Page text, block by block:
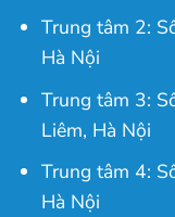
Trung tâm 2:
Hà Nội
Trung tâm 3:
Liêm, Hà Nội
Trung tâm 4:
Hà Nội